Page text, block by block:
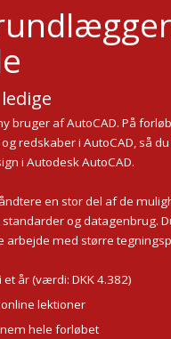
bruger af AutoCAD. På
redskaber i AutoCAD, så
i Autodesk AutoCAD.
en stor del af de
og datagenbrug.
arbejde med større
år (værdi: DKK 4.382)
lektioner
hele forløbet